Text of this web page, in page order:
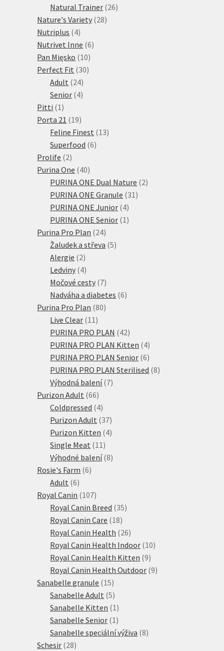
produktů
Natural Trainer 2626
Nature's Variety 2828
Nutriplus 44
produkty
Nutrivet Inne 66
Pan Mięsko 1010
produktů
Perfect Fit 3030
Adult 2424
produktů
Senior 44
Pitti 1 1
produkt
Porta 21 1919
produktů
Feline Finest 1313
Superfood 66
Prolife 22
produkty
Purina One 4040
produktů
PURINA ONE Dual Nature 22
PURINA ONE Granule 31 31
PURINA ONE Junior 44
produkty
PURINA ONE Senior 1 1
Purina Pro Plan 2424
produktů
Žaludek a střeva 55
Alergie 22
produkty
Ledviny 44
produkty
Močové cesty 77
produktů
Nadváha a diabetes 66
Purina Pro Plan 8080
Live Clear 11 11
produktů
PURINA PRO PLAN 4242
produktů
PURINA PRO PLAN Kitten 44
produkty
PURINA PRO PLAN Senior 66
produktů
PURINA PRO PLAN Sterilised 88
Výhodná balení 77
Purizon Adult 6666
produktů
Coldpressed 44
produkty
Purizon Adult 3737
produktů
Purizon Kitten 44
Single Meat 11 11
produktů
Výhodné balení 88
Rosie's Farm 66
Adult 66
produktů
Royal Canin 107107
produktů
Royal Canin Breed 3535
Royal Canin Care 1818
produktů
Royal Canin Health 2626
produktů
Royal Canin Health Indoor 1010
Royal Canin Health Kitten 99
produktů
Royal Canin Health Outdoor 99
Sanabelle granule 1515
produktů
Sanabelle Adult 55
produktů
Sanabelle Kitten 1 1
produkt
Sanabelle Senior 1 1
produkt
Sanabelle speciální výživa 88
Schesir 2828